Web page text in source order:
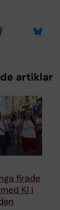
artiklar
firade
KI i